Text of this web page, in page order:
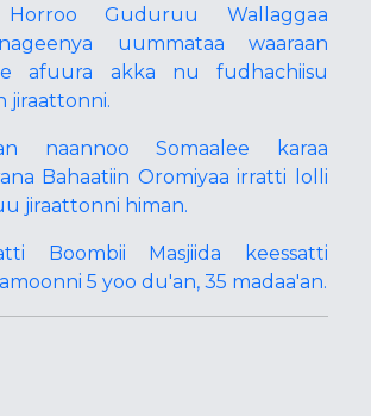
Guduruu Wallaggaa
uummataa waaraan
afuura akka nu fudhachiisu
jiraattonni.
naannoo Somaalee karaa
Bahaatiin Oromiyaa irratti lolli
jiraattonni himan.
Boombii Masjiida keessatti
5 yoo du'an, 35 madaa'an.